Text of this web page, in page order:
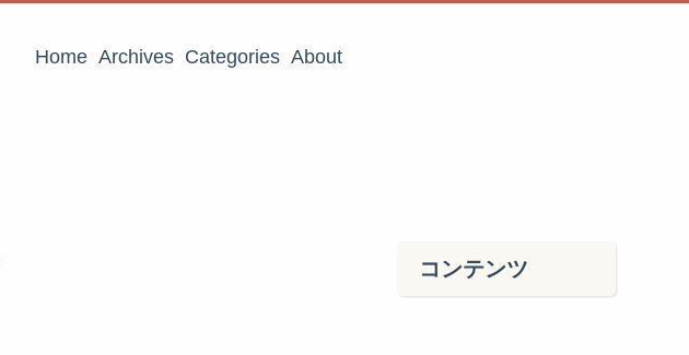
Home Archives Categories About
コンテンツ